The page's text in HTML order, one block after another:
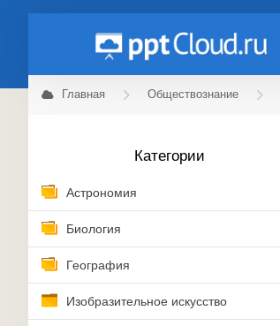
Главная Обществознание
Категории
Астрономия
Биология
География
Изобразительное искусство